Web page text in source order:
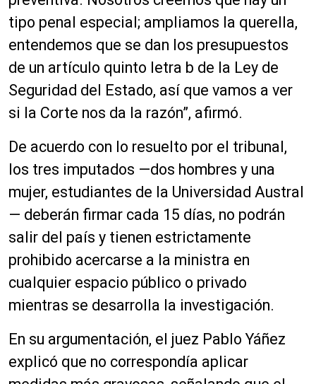
tipo penal especial; ampliamos la querella,
entendemos que se dan los presupuestos
de un artículo quinto letra b de la Ley de
Seguridad del Estado, así que vamos a ver
si la Corte nos da la razón”, afirmó.
De acuerdo con lo resuelto por el tribunal,
los tres imputados —dos hombres y una
mujer, estudiantes de la Universidad Austral
— deberán firmar cada 15 días, no podrán
salir del país y tienen estrictamente
prohibido acercarse a la ministra en
cualquier espacio público o privado
mientras se desarrolla la investigación.
En su argumentación, el juez Pablo Yáñez
explicó que no correspondía aplicar